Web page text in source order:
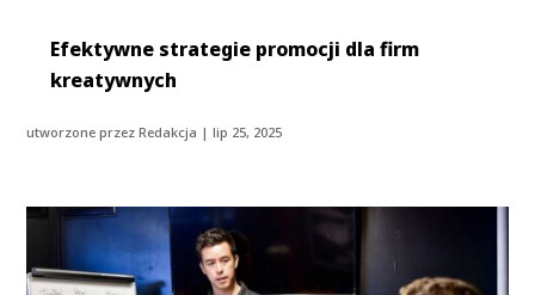
Efektywne strategie promocji dla firm
kreatywnych
utworzone przezRedakcja |lip 25, 2025